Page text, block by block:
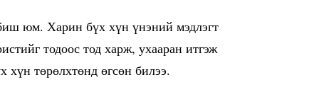
юм. Харин бүх хүн үнэний мэдлэгт
тодоос тод харж, ухааран итгэж
хүн төрөлхтөнд өгсөн билээ.